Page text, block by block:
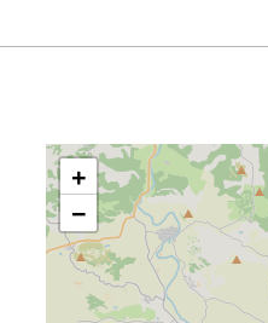
+
−